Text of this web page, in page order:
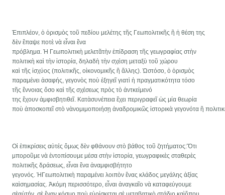
Ἐπιπλέον, ὁ ὁρισμὸς τοῦ πεδίου μελέτης τῆς Γεωπολιτικῆς ἢ ἡ θέση της
δὲν ἔπαψε ποτὲ νὰ εἶναι ἕνα
πρόβλημα. Ἡ Γεωπολιτικὴ μελετᾶτὴν ἐπίδραση τῆς γεωγραφίας στὴν
πολιτικὴ καὶ τὴν ἱστορία, δηλαδὴ τὴν σχέση μεταξὺ τοῦ χώρου
καὶ τῆς ἰσχύος (πολιτικῆς, οἰκονομικῆς ἢ ἄλλης). Ὡστόσο, ὁ ὁρισμὸς
παραμένει ἀσαφής, γεγονὸς ποὺ ἐξηγεῖ γιατὶ ἡ πραγματικότητα τόσο
τῆς ἔννοιας ὅσο καὶ τῆς σχέσεως πρὸς τὸ ἀντκείμενό
της ἔχουν ἀμφισβητιθεῖ. Κατὰσυνέπεια ἔχει περιγραφεῖ ὡς μία θεωρία
ποὺ ἀποσκοπεῖ στὸ νὰνομιμοποιήσῃ ἀναδρομικῶς ἱστορικὰ γεγονότα ἢ
Οἱ ἐπικρίσεις αὐτές ὅμως δὲν φθάνουν στὸ βάθος τοῦ ζητήματος:Ὅτι
μποροῦμε νὰ ἐντοπίσουμε μέσα στὴν ἱστορία, γεωγραφικὲς σταθερὲς
πολιτικῆς δράσεως, εἶναι ἕνα ἀναμφισβήτητο
γεγονός. ἩΓεωπολιτικὴ παραμένει λοιπὸν ἕνας κλάδος μεγάλης ἀξίας
καὶσημασίας. Ἀκόμη περισσότερο, εἶναι ἀναγκαῖο νὰ καταφεύγουμε